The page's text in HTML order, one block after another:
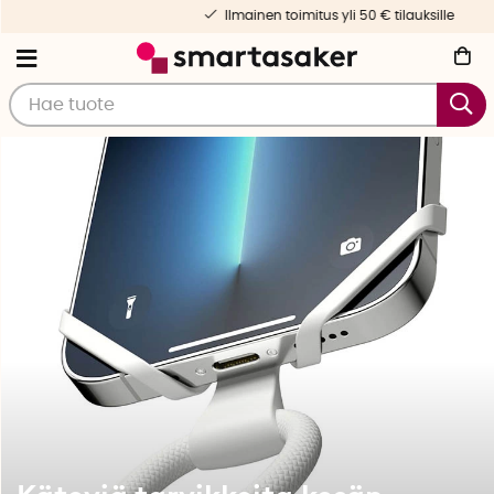
Ilmainen toimitus yli 50 € tilauksille